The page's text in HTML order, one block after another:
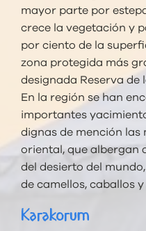
mayor parte por
crece la vegetación y
por ciento de la
zona protegida más
designada Reserva de
En la región se han
importantes
dignas de mención las
oriental, que albergan
del desierto del
de camellos, caballos
Karakorum